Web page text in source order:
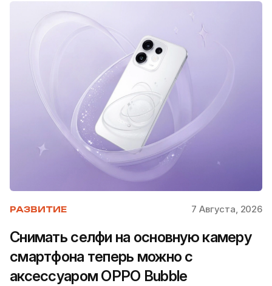
РАЗВИТИЕ 7 Августа, 2026
Снимать селфи на основную камеру
смартфона теперь можно с
аксессуаром OPPO Bubble